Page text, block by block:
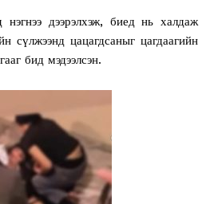
нэгнээ дээрэлхэж, биед нь халдаж
сүлжээнд цацагдсаныг цагдаагийн
бид мэдээлсэн.